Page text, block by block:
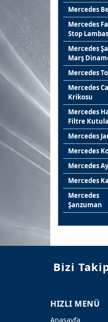
Mercedes
Mercedes
Stop
Mercedes
Marş
Mercedes
Mercedes
Krikosu
Mercedes
Filtre
Mercedes
Mercedes
Mercedes
Mercedes
Mercedes
Şanzuman
Bizi
HIZLI MENÜ
Anasayfa